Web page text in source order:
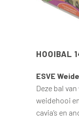
HOOIBAL
ESVE
Deze bal
weidehooi
cavia’s en